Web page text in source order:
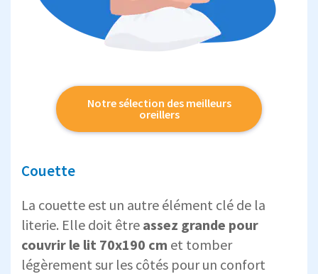
Notre sélection des meilleurs
oreillers
Couette
La couette est un autre élément clé de la
literie. Elle doit être assez grande pour
couvrir le lit 70x190 cm et tomber
légèrement sur les côtés pour un confort